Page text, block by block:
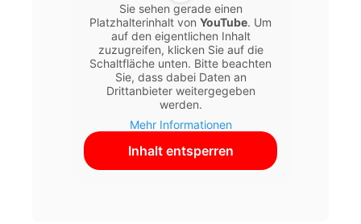
Sie sehen gerade einen
Platzhalterinhalt von YouTube. Um
auf den eigentlichen Inhalt
zuzugreifen, klicken Sie auf die
Schaltfläche unten. Bitte beachten
Sie, dass dabei Daten an
Drittanbieter weitergegeben
werden.
Mehr Informationen
Inhalt entsperren